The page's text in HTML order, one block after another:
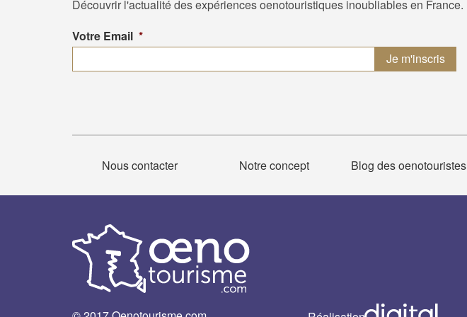
Découvrir l'actualité des expériences oenotouristiques inoubliables en France.
Votre Email *
Nous contacter Notre concept Blog des oenotouristes